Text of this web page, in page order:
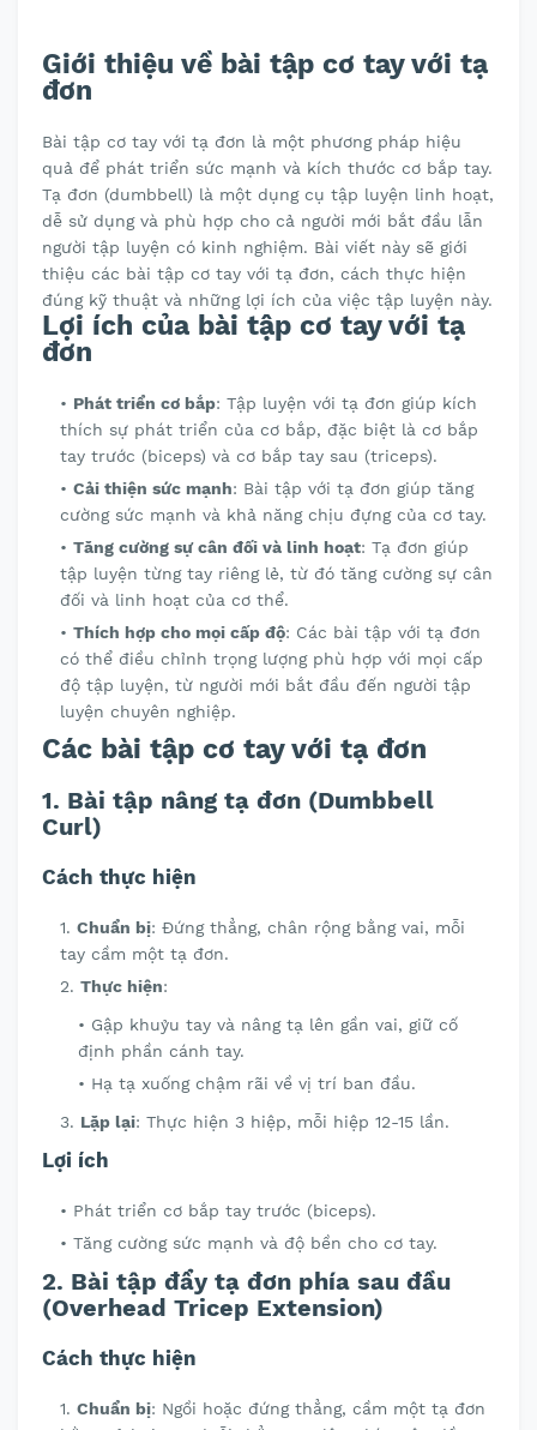
Giới thiệu về bài tập cơ tay với tạ
đơn
Bài tập cơ tay với tạ đơn là một phương pháp hiệu
quả để phát triển sức mạnh và kích thước cơ bắp tay.
Tạ đơn (dumbbell) là một dụng cụ tập luyện linh hoạt,
dễ sử dụng và phù hợp cho cả người mới bắt đầu lẫn
người tập luyện có kinh nghiệm. Bài viết này sẽ giới
thiệu các bài tập cơ tay với tạ đơn, cách thực hiện
đúng kỹ thuật và những lợi ích của việc tập luyện này.
Lợi ích của bài tập cơ tay với tạ
đơn
Phát triển cơ bắp: Tập luyện với tạ đơn giúp kích
thích sự phát triển của cơ bắp, đặc biệt là cơ bắp
tay trước (biceps) và cơ bắp tay sau (triceps).
Cải thiện sức mạnh: Bài tập với tạ đơn giúp tăng
cường sức mạnh và khả năng chịu đựng của cơ tay.
Tăng cường sự cân đối và linh hoạt: Tạ đơn giúp
tập luyện từng tay riêng lẻ, từ đó tăng cường sự cân
đối và linh hoạt của cơ thể.
Thích hợp cho mọi cấp độ: Các bài tập với tạ đơn
có thể điều chỉnh trọng lượng phù hợp với mọi cấp
độ tập luyện, từ người mới bắt đầu đến người tập
luyện chuyên nghiệp.
Các bài tập cơ tay với tạ đơn
1. Bài tập nâng tạ đơn (Dumbbell
Curl)
Cách thực hiện
Chuẩn bị: Đứng thẳng, chân rộng bằng vai, mỗi
tay cầm một tạ đơn.
Thực hiện:
Gập khuỷu tay và nâng tạ lên gần vai, giữ cố
định phần cánh tay.
Hạ tạ xuống chậm rãi về vị trí ban đầu.
Lặp lại: Thực hiện 3 hiệp, mỗi hiệp 12-15 lần.
Lợi ích
Phát triển cơ bắp tay trước (biceps).
Tăng cường sức mạnh và độ bền cho cơ tay.
2. Bài tập đẩy tạ đơn phía sau đầu
(Overhead Tricep Extension)
Cách thực hiện
Chuẩn bị: Ngồi hoặc đứng thẳng, cầm một tạ đơn